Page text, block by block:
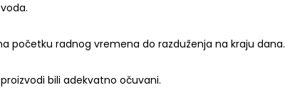
početku radnog vremena do razduženja na kraju dana.
bili adekvatno očuvani.